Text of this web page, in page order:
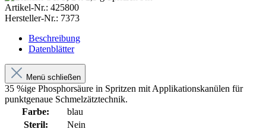
Artikel-Nr.: 425800
Hersteller-Nr.: 7373
Beschreibung
Datenblätter
Menü schließen
35 %ige Phosphorsäure in Spritzen mit Applikationskanülen für
punktgenaue Schmelzätztechnik.
Farbe:
blau
Steril:
Nein